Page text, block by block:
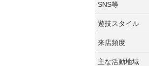
SNS等
遊技スタイル
来店頻度
主な活動地域